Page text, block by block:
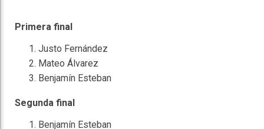
Primera final
Justo Fernández
Mateo Álvarez
Benjamín Esteban
Segunda final
Benjamín Esteban